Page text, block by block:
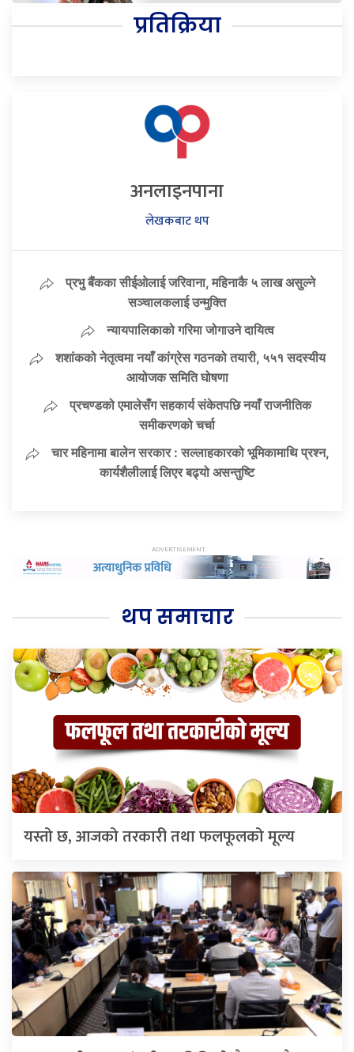
प्रतिक्रिया
अनलाइनपाना
लेखकबाट थप
प्रभु बैंकका सीईओलाई जरिवाना, महिनाकै ५ लाख असुल्ने
सञ्चालकलाई उन्मुक्ति
न्यायपालिकाको गरिमा जोगाउने दायित्व
शशांकको नेतृत्वमा नयाँ कांग्रेस गठनको तयारी, ५५१ सदस्यीय
आयोजक समिति घोषणा
प्रचण्डको एमालेसँग सहकार्य संकेतपछि नयाँ राजनीतिक
समीकरणको चर्चा
चार महिनामा बालेन सरकार : सल्लाहकारको भूमिकामाथि प्रश्न,
कार्यशैलीलाई लिएर बढ्यो असन्तुष्टि
थप समाचार
यस्तो छ, आजको तरकारी तथा फलफूलको मूल्य